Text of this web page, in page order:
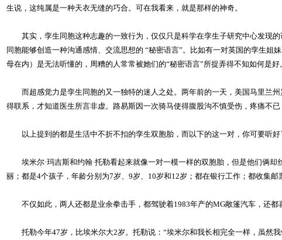
生说，这纯属是一种天衣无缝的巧合。可在我看来，就是那样的神奇。
其实，孪生同胞这种志趣的一致行为，仅仅只是科学在孪生子研究中心发现的
同胞能够创造一种沟通感情、交流思想的 “秘密语言”。比如有一对英国的孪生
母在内）是无法听懂的，周糟的人常常被她们的“秘密语言”所捉弄得不知如何是好
而超感觉力是孪生同胞的又一独特的迷人之处。两年前的一天，美国马里兰州
得联系，才知道医生所言非虚。路易斯因一次骑马使得腹股沟不慎受伤，疼痛不已
以上提到的都是生活中不折不扣的孪生双胞胎，而以下的这一对，你可要听好
埃米尔·玛吉斯和约翰·托勒看起来就像一对一模一样的双胞胎，但是他们俩却
丽；都是4个孩子，年龄分别为7岁、9岁、10岁和12岁；都在银行工作；都收集
不仅如此，两人还都是业余拳击手，都驾驶着1983年产的MG敞篷汽车，还都
托勒今年47岁，比埃米尔大2岁。托勒说：“埃米尔和我长相完全一样，虽然我